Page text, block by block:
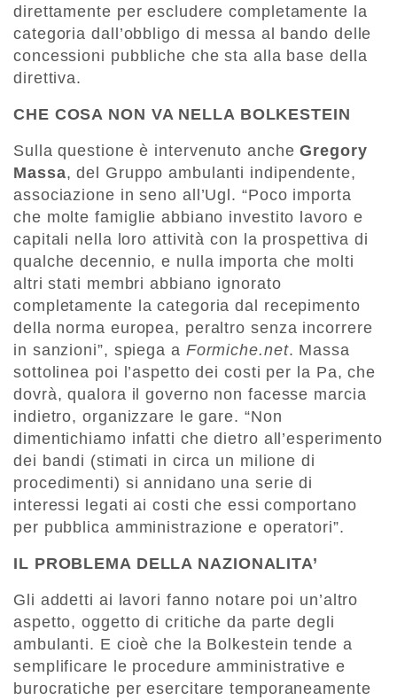
direttamente per escludere completamente la
categoria dall’obbligo di messa al bando delle
concessioni pubbliche che sta alla base della
direttiva.
CHE COSA NON VA NELLA BOLKESTEIN
Sulla questione è intervenuto ancheGregory
Massa, del Gruppo ambulanti indipendente,
associazione in seno all’Ugl. “Poco importa
che molte famiglie abbiano investito lavoro e
capitali nella loro attività con la prospettiva di
qualche decennio, e nulla importa che molti
altri stati membri abbiano ignorato
completamente la categoria dal recepimento
della norma europea, peraltro senza incorrere
in sanzioni”, spiega a Formiche.net. Massa
sottolinea poi l’aspetto dei costi per la Pa, che
dovrà, qualora il governo non facesse marcia
indietro, organizzare le gare. “Non
dimentichiamo infatti che dietro all’esperimento
dei bandi (stimati in circa un milione di
procedimenti) si annidano una serie di
interessi legati ai costi che essi comportano
per pubblica amministrazione e operatori”.
IL PROBLEMA DELLA NAZIONALITA’
Gli addetti ai lavori fanno notare poi un’altro
aspetto, oggetto di critiche da parte degli
ambulanti. E cioè che la Bolkestein tende a
semplificare le procedure amministrative e
burocratiche per esercitare temporaneamente